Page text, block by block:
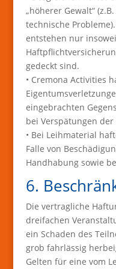
„höherer Gewalt“
technische
entstehen nur
gedeckt sind.
• Cremona Activities
eingebrachten
bei Verspätungen
• Bei Leihmaterial
Falle von
Handhabung sowie
6.
Die vertragliche
dreifachen
ein Schaden des
grob fahrlässig
Gelten für eine vom